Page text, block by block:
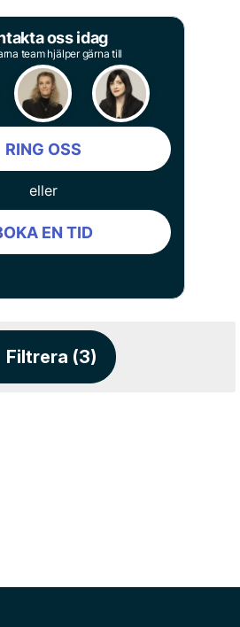
oss idag
team hjälper gärna till
RING OSS
eller
EN TID
Filtrera (3)